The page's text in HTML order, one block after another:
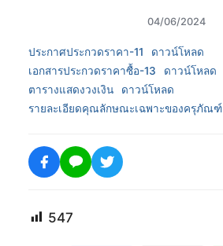
04/06/2024
ประกาศประกวดราคา-11
ดาวน์โหลด
เอกสารประกวดราคาซื้อ-13
ดาวน์โหลด
ตารางแสดงวงเงิน
ดาวน์โหลด
รายละเอียดคุณลักษณะเฉพาะของครุภัณฑ์
547